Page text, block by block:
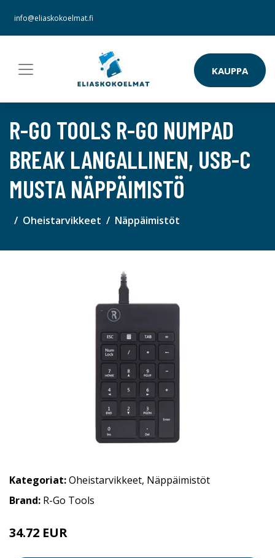
info@eliaskokoelmat.fi
KAUPPA
R-GO TOOLS R-GO NUMPAD
BREAK LANGALLINEN, USB-C
MUSTA NÄPPÄIMISTÖ
Oheistarvikkeet Näppäimistöt
Kategoriat:Oheistarvikkeet, Näppäimistöt
Brand: R-Go Tools
34.72 EUR